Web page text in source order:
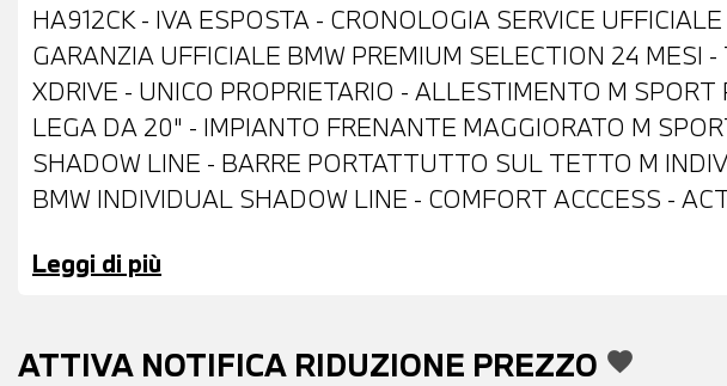
HA912CK - IVA ESPOSTA - CRONOLOGIA SERVICE
GARANZIA UFFICIALE BMW PREMIUM SELECTION 24 MESI
XDRIVE - UNICO PROPRIETARIO - ALLESTIMENTO M SPORT
LEGA DA 20" - IMPIANTO FRENANTE MAGGIORATO M
SHADOW LINE - BARRE PORTATTUTTO SUL TETTO M
BMW INDIVIDUAL SHADOW LINE - COMFORT ACCCESS -
SENSORI DI PARCHEGGIO ANTERIORI E POSTERIORI -
- ANTIFURTO CON TELECOMANDO - RETROVISORE
CAMBIO AUTOMATICO CON LEVE AL VOLANTE -
Leggi di più
ATTIVA NOTIFICA RIDUZIONE PREZZO favorite